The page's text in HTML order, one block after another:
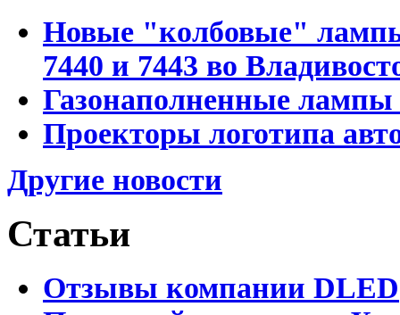
Новые "колбовые"
7440 и 7443 во
Газонаполненные лампы
Проекторы логотипа
Другие новости
Статьи
Отзывы компании DLED